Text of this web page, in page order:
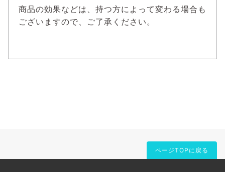
商品の効果などは、持つ方によって変わる場合も
ございますので、ご了承ください。
ページTOPに戻る